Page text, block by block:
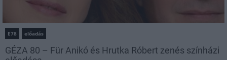
E78 előadás
GÉZA 80 – Für Anikó és Hrutka Róbert zenés színházi